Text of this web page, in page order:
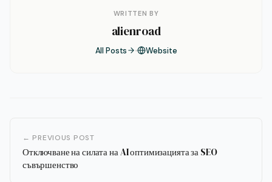
WRITTEN BY
alienroad
All Posts Website
← PREVIOUS POST
Отключване на силата на AI оптимизацията за SEO
съвършенство